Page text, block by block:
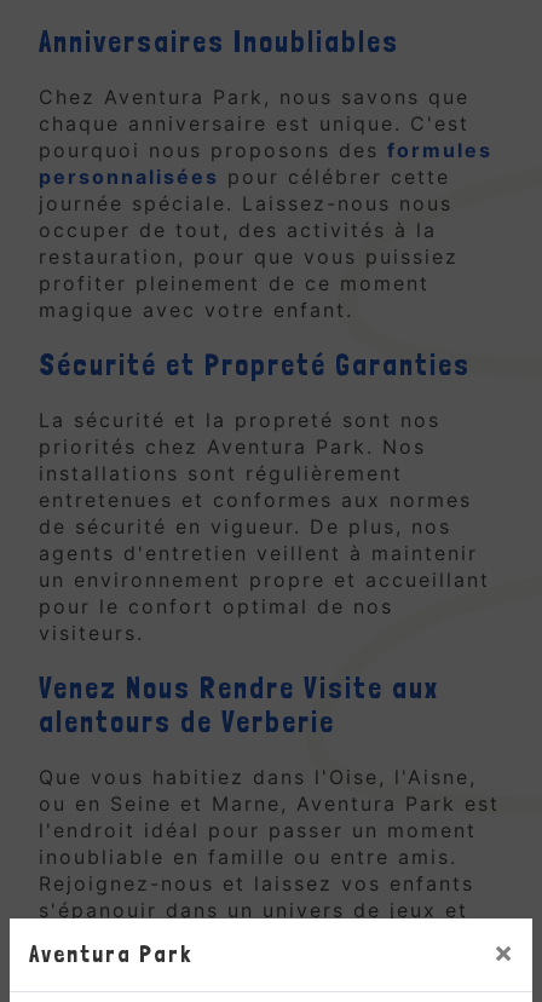
Aventura Park ×
Anniversaires Inoubliables
Chez Aventura Park, nous savons que
chaque anniversaire est unique. C'est
pourquoi nous proposons des formules
personnalisées pour célébrer cette
journée spéciale. Laissez-nous nous
occuper de tout, des activités à la
restauration, pour que vous puissiez
profiter pleinement de ce moment
magique avec votre enfant.
Sécurité et Propreté Garanties
La sécurité et la propreté sont nos
priorités chez Aventura Park. Nos
installations sont régulièrement
entretenues et conformes aux normes
de sécurité en vigueur. De plus, nos
agents d'entretien veillent à maintenir
un environnement propre et accueillant
pour le confort optimal de nos
visiteurs.
Venez Nous Rendre Visite aux
alentours de Verberie
Que vous habitiez dans l'Oise, l'Aisne,
ou en Seine et Marne, Aventura Park est
l'endroit idéal pour passer un moment
inoubliable en famille ou entre amis.
Rejoignez-nous et laissez vos enfants
s'épanouir dans un univers de jeux et
Réservez Dès Aujourd'hui !